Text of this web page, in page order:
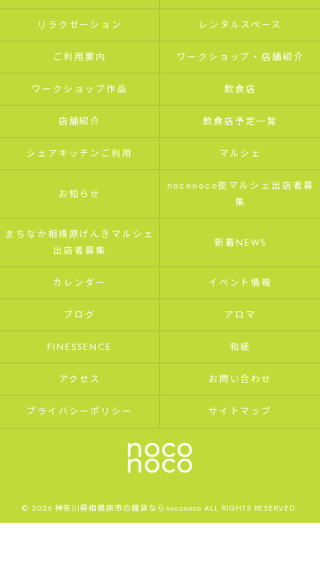
リラクゼーション レンタルスペース
ご利用案内 ワークショップ・店舗紹介
ワークショップ作品 飲食店
店舗紹介 飲食店予定一覧
シェアキッチンご利用 マルシェ
お知らせ
noconoco夜マルシェ出店者募
集
まちなか相模原げんきマルシェ
出店者募集
新着NEWS
カレンダー イベント情報
ブログ アロマ
FINESSENCE 和紙
アクセス お問い合わせ
プライバシーポリシー サイトマップ
© 2026 神奈川県相模原市の雑貨ならnoconoco ALL RIGHTS RESERVED.